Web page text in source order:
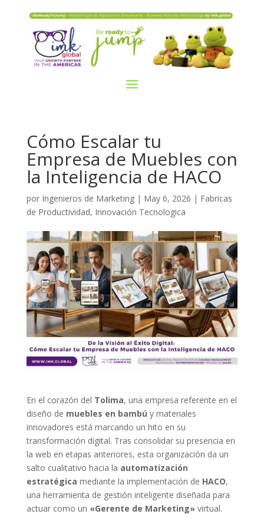
Cómo Escalar tu
Empresa de Muebles con
la Inteligencia de HACO
por Ingenieros de Marketing| May 6, 2026 | Fabricas
de Productividad, Innovación Tecnologica
En el corazón del Tolima, una empresa referente en el
diseño de muebles en bambú y materiales
innovadores está marcando un hito en su
transformación digital. Tras consolidar su presencia en
la web en etapas anteriores, esta organización da un
salto cualitativo hacia la automatización
estratégica mediante la implementación de HACO,
una herramienta de gestión inteligente diseñada para
actuar como un «Gerente de Marketing»virtual.